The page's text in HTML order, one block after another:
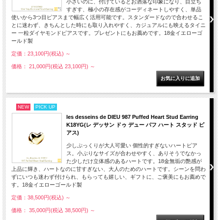
小さいのに、付けているとお洒落な印象になり、目立ち
すぎす、極小の存在感がコーディネートしやすく、単品
使いから3つ目ピアスまで幅広く活用可能です。スタンダードなので合わせるこ
とに迷わず、きちんとした時にも取り入れやすく、カジュアルにも映えるタイニ
ー 一粒ダイヤモンドピアスです。プレゼントにもお薦めです。18金イエローゴ
ールド製
定価：23,100円(税込) ～
価格： 21,000円(税込 23,100円) ～
NEW PICK UP
les desseins de DIEU 987 Puffed Heart Stud Earring
K18YG(レ デッサン ドゥ デュー パフ ハート スタッド ピ
アス)
少しぷっくりが大人可愛い 個性的すぎないハートピア
ス。小ぶりなサイズが合わせやすく、ありそうでなかっ
た少しだけ立体感のあるハートです。18金無垢の艶感が
上品に輝き、ハートなのに甘すぎない、大人のためのハートです。シーンを問わ
ずにいつも迷わず付けられ、もらっても嬉しい、ギフトに、ご褒美にもお薦めで
す。18金イエローゴールド製
定価：38,500円(税込) ～
価格： 35,000円(税込 38,500円) ～